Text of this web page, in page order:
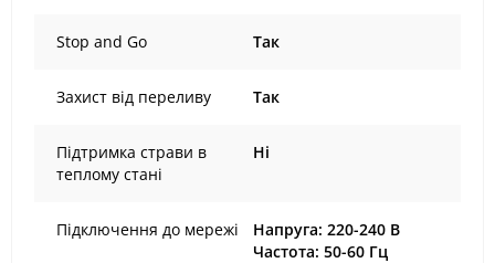
Stop and Go Так
Захист від переливу Так
Підтримка страви в
теплому стані
Ні
Підключення до мережі
Напруга: 220-240 В
Частота: 50-60 Гц